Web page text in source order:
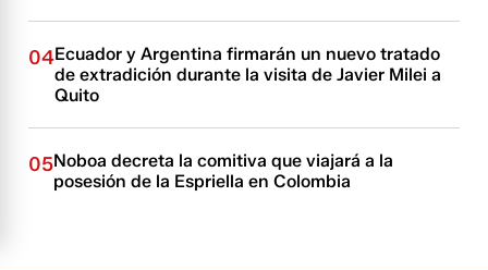
04Ecuador y Argentina firmarán un nuevo tratado
de extradición durante la visita de Javier Milei a
Quito
05Noboa decreta la comitiva que viajará a la
posesión de la Espriella en Colombia